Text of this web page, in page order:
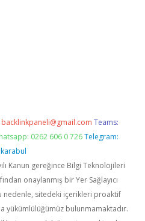
backlinkpaneli@gmail.com Teams:
0262 606 0 726 Telegram:
Kanun gereğince Bilgi Teknolojileri
onaylanmış bir Yer Sağlayıcı
nedenle, sitedeki içerikleri proaktif
yükümlülüğümüz bulunmamaktadır.